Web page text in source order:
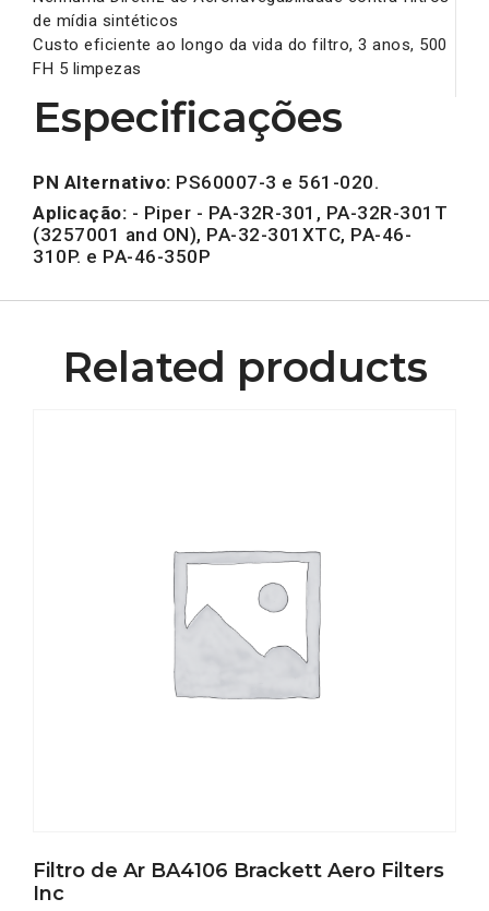
de mídia sintéticos
Custo eficiente ao longo da vida do filtro, 3 anos, 500
FH 5 limpezas
Especificações
PN Alternativo: PS60007-3 e 561-020.
Aplicação: - Piper - PA-32R-301, PA-32R-301T
(3257001 and ON), PA-32-301XTC, PA-46-
310P. e PA-46-350P
Related products
Filtro de Ar BA4106 Brackett Aero Filters
Inc